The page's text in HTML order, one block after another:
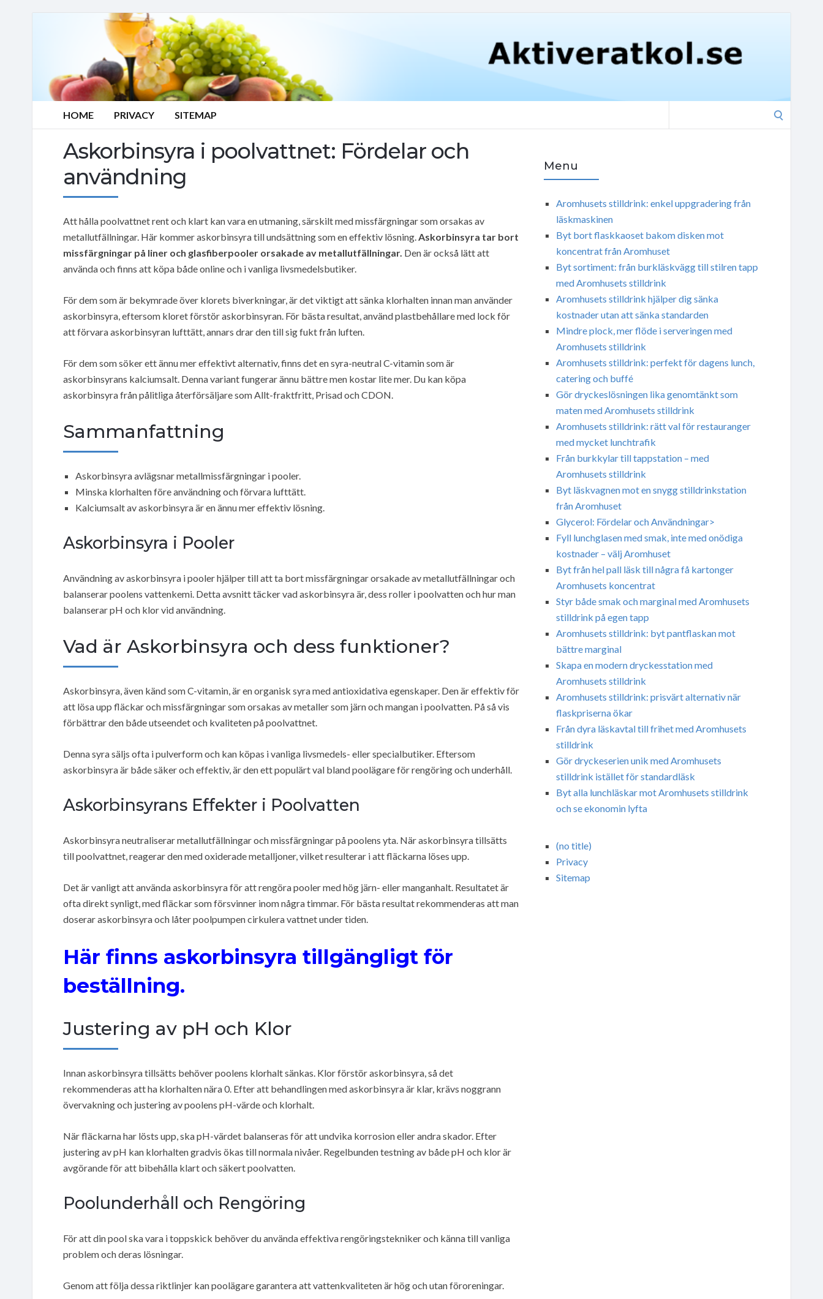
HOME PRIVACY SITEMAP
Askorbinsyra i poolvattnet: Fördelar och
användning
Att hålla poolvattnet rent och klart kan vara en utmaning, särskilt med missfärgningar som orsakas av
metallutfällningar. Här kommer askorbinsyra till undsättning som en effektiv lösning.Askorbinsyra tar bort
missfärgningar på liner och glasfiberpooler orsakade av metallutfällningar. Den är också lätt att
använda och finns att köpa både online och i vanliga livsmedelsbutiker.
För dem som är bekymrade över klorets biverkningar, är det viktigt att sänka klorhalten innan man använder
askorbinsyra, eftersom kloret förstör askorbinsyran. För bästa resultat, använd plastbehållare med lock för
att förvara askorbinsyran lufttätt, annars drar den till sig fukt från luften.
För dem som söker ett ännu mer effektivt alternativ, finns det en syra-neutral C-vitamin som är
askorbinsyrans kalciumsalt. Denna variant fungerar ännu bättre men kostar lite mer. Du kan köpa
askorbinsyra från pålitliga återförsäljare som Allt-fraktfritt, Prisad och CDON.
Sammanfattning
Askorbinsyra avlägsnar metallmissfärgningar i pooler.
Minska klorhalten före användning och förvara lufttätt.
Kalciumsalt av askorbinsyra är en ännu mer effektiv lösning.
Askorbinsyra i Pooler
Användning av askorbinsyra i pooler hjälper till att ta bort missfärgningar orsakade av metallutfällningar och
balanserar poolens vattenkemi. Detta avsnitt täcker vad askorbinsyra är, dess roller i poolvatten och hur man
balanserar pH och klor vid användning.
Vad är Askorbinsyra och dess funktioner?
Askorbinsyra, även känd som C-vitamin, är en organisk syra med antioxidativa egenskaper. Den är effektiv för
att lösa upp fläckar och missfärgningar som orsakas av metaller som järn och mangan i poolvatten. På så vis
förbättrar den både utseendet och kvaliteten på poolvattnet.
Denna syra säljs ofta i pulverform och kan köpas i vanliga livsmedels- eller specialbutiker. Eftersom
askorbinsyra är både säker och effektiv, är den ett populärt val bland poolägare för rengöring och underhåll.
Askorbinsyrans Effekter i Poolvatten
Askorbinsyra neutraliserar metallutfällningar och missfärgningar på poolens yta. När askorbinsyra tillsätts
till poolvattnet, reagerar den med oxiderade metalljoner, vilket resulterar i att fläckarna löses upp.
Det är vanligt att använda askorbinsyra för att rengöra pooler med hög järn- eller manganhalt. Resultatet är
ofta direkt synligt, med fläckar som försvinner inom några timmar. För bästa resultat rekommenderas att man
doserar askorbinsyra och låter poolpumpen cirkulera vattnet under tiden.
Här finns askorbinsyra tillgängligt för
beställning.
Justering av pH och Klor
Innan askorbinsyra tillsätts behöver poolens klorhalt sänkas. Klor förstör askorbinsyra, så det
rekommenderas att ha klorhalten nära 0. Efter att behandlingen med askorbinsyra är klar, krävs noggrann
övervakning och justering av poolens pH-värde och klorhalt.
När fläckarna har lösts upp, ska pH-värdet balanseras för att undvika korrosion eller andra skador. Efter
justering av pH kan klorhalten gradvis ökas till normala nivåer. Regelbunden testning av både pH och klor är
avgörande för att bibehålla klart och säkert poolvatten.
Poolunderhåll och Rengöring
För att din pool ska vara i toppskick behöver du använda effektiva rengöringstekniker och känna till vanliga
problem och deras lösningar.
Genom att följa dessa riktlinjer kan poolägare garantera att vattenkvaliteten är hög och utan föroreningar.
Menu
Aromhusets stilldrink: enkel uppgradering från
läskmaskinen
Byt bort flaskkaoset bakom disken mot
koncentrat från Aromhuset
Byt sortiment: från burkläskvägg till stilren tapp
med Aromhusets stilldrink
Aromhusets stilldrink hjälper dig sänka
kostnader utan att sänka standarden
Mindre plock, mer flöde i serveringen med
Aromhusets stilldrink
Aromhusets stilldrink: perfekt för dagens lunch,
catering och buffé
Gör dryckeslösningen lika genomtänkt som
maten med Aromhusets stilldrink
Aromhusets stilldrink: rätt val för restauranger
med mycket lunchtrafik
Från burkkylar till tappstation – med
Aromhusets stilldrink
Byt läskvagnen mot en snygg stilldrinkstation
från Aromhuset
Glycerol: Fördelar och Användningar>
Fyll lunchglasen med smak, inte med onödiga
kostnader – välj Aromhuset
Byt från hel pall läsk till några få kartonger
Aromhusets koncentrat
Styr både smak och marginal med Aromhusets
stilldrink på egen tapp
Aromhusets stilldrink: byt pantflaskan mot
bättre marginal
Skapa en modern dryckesstation med
Aromhusets stilldrink
Aromhusets stilldrink: prisvärt alternativ när
flaskpriserna ökar
Från dyra läskavtal till frihet med Aromhusets
stilldrink
Gör dryckeserien unik med Aromhusets
stilldrink istället för standardläsk
Byt alla lunchläskar mot Aromhusets stilldrink
och se ekonomin lyfta
(no title)
Privacy
Sitemap